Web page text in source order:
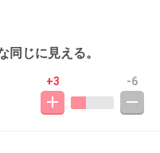
じに見える。
+3 -6